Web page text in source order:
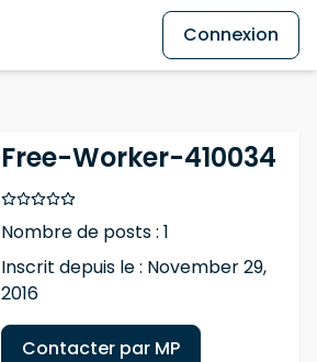
Connexion
Free-Worker-410034
Nombre de posts : 1
Inscrit depuis le : November 29,
2016
Contacter par MP